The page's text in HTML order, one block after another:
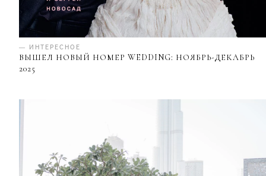
— ИНТЕРЕСНОЕ
ВЫШЕЛ НОВЫЙ НОМЕР WEDDING: НОЯБРЬ-ДЕКАБРЬ
2025